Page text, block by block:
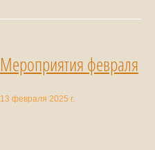
Мероприятия февраля
13 февраля 2025 г.